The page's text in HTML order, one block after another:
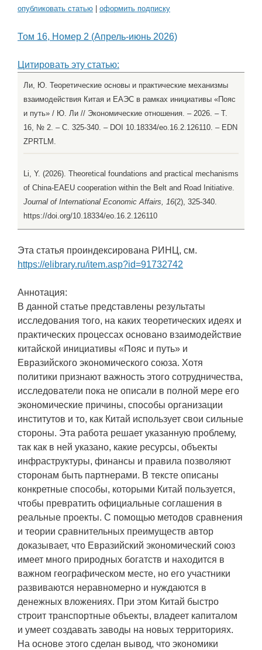
опубликовать статью оформить подписку
Том 16, Номер 2 (Апрель-июнь 2026)
Цитировать эту статью:
Ли, Ю. Теоретические основы и практические механизмы
взаимодействия Китая и ЕАЭС в рамках инициативы «Пояс
и путь» / Ю. Ли // Экономические отношения. – 2026. – Т.
16, № 2. – С. 325-340. – DOI 10.18334/eo.16.2.126110. – EDN
ZPRTLM.
Li, Y. (2026). Theoretical foundations and practical mechanisms
of China-EAEU cooperation within the Belt and Road Initiative.
Journal of International Economic Affairs, 16(2), 325-340.
https://doi.org/10.18334/eo.16.2.126110
Эта статья проиндексирована РИНЦ, см.
https://elibrary.ru/item.asp?id=91732742
Аннотация:
В данной статье представлены результаты
исследования того, на каких теоретических идеях и
практических процессах основано взаимодействие
китайской инициативы «Пояс и путь» и
Евразийского экономического союза. Хотя
политики признают важность этого сотрудничества,
исследователи пока не описали в полной мере его
экономические причины, способы организации
институтов и то, как Китай использует свои сильные
стороны. Эта работа решает указанную проблему,
так как в ней указано, какие ресурсы, объекты
инфраструктуры, финансы и правила позволяют
сторонам быть партнерами. В тексте описаны
конкретные способы, которыми Китай пользуется,
чтобы превратить официальные соглашения в
реальные проекты. С помощью методов сравнения
и теории сравнительных преимуществ автор
доказывает, что Евразийский экономический союз
имеет много природных богатств и находится в
важном географическом месте, но его участники
развиваются неравномерно и нуждаются в
денежных вложениях. При этом Китай быстро
строит транспортные объекты, владеет капиталом
и умеет создавать заводы на новых территориях.
На основе этого сделан вывод, что экономики